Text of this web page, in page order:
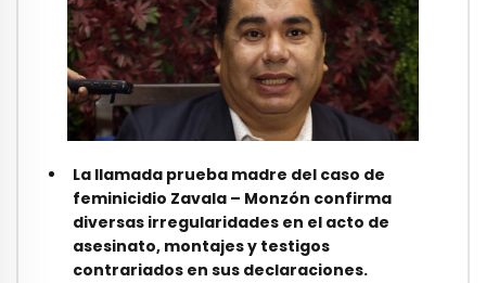
La llamada prueba madre del caso de
feminicidio Zavala – Monzón confirma
diversas irregularidades en el acto de
asesinato, montajes y testigos
contrariados en sus declaraciones.